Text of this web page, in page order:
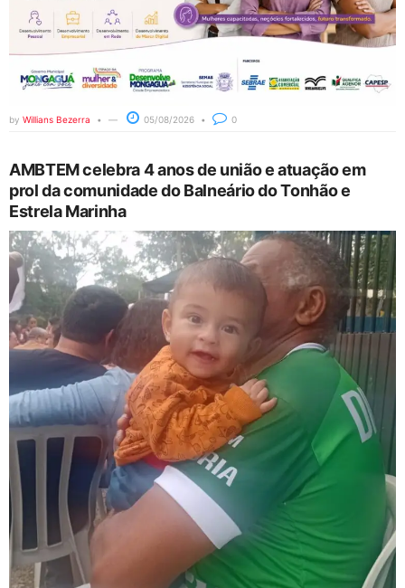
by Willians Bezerra 05/08/2026 0
AMBTEM celebra 4 anos de união e atuação em
prol da comunidade do Balneário do Tonhão e
Estrela Marinha